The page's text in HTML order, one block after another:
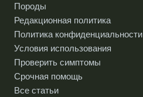
Породы
Редакционная политика
Политика конфиденциальности
Условия использования
Проверить симптомы
Срочная помощь
Все статьи